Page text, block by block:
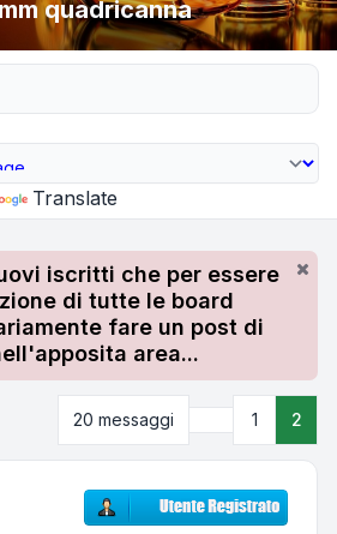
quadricanna
Translate
iscritti che per essere
di tutte le board
fare un post di
area...
20 messaggi Precedente
1 2